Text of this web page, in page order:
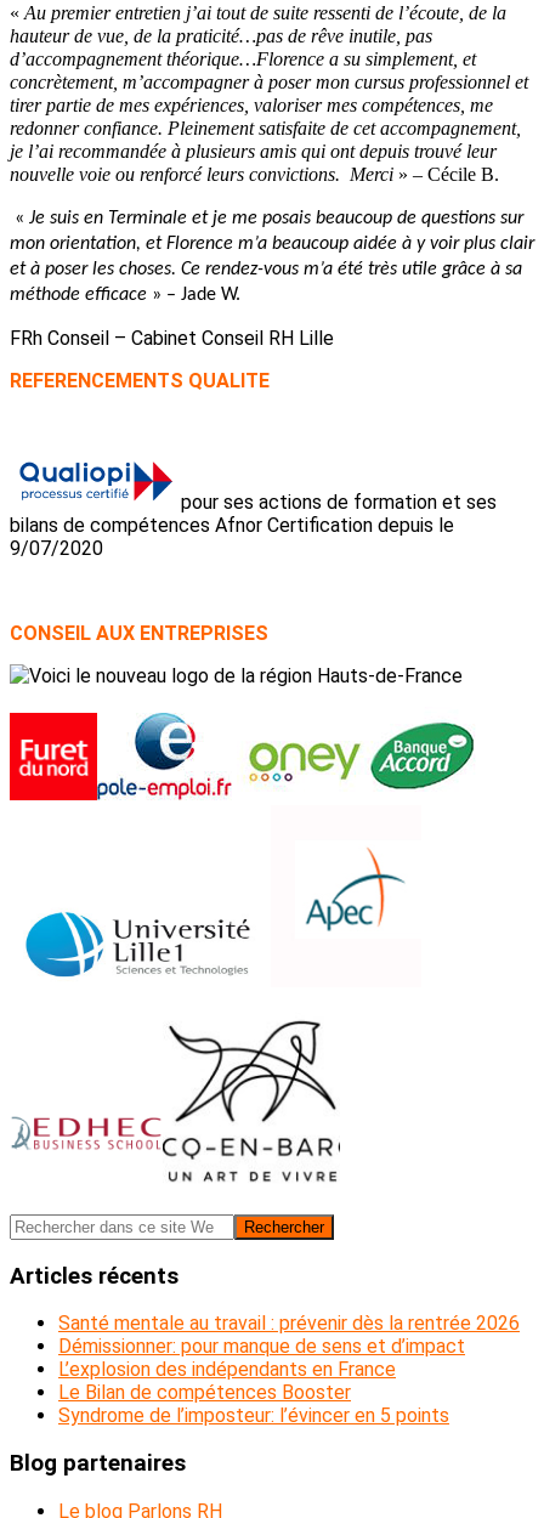
« Au premier entretien j’ai tout de suite ressenti de l’écoute, de la
hauteur de vue, de la praticité…pas de rêve inutile, pas
d’accompagnement théorique…Florence a su simplement, et
concrètement, m’accompagner à poser mon cursus professionnel et
tirer partie de mes expériences, valoriser mes compétences, me
redonner confiance. Pleinement satisfaite de cet accompagnement,
je l’ai recommandée à plusieurs amis qui ont depuis trouvé leur
nouvelle voie ou renforcé leurs convictions. Merci » – Cécile B.
« Je suis en Terminale et je me posais beaucoup de questions sur
mon orientation, et Florence m’a beaucoup aidée à y voir plus clair
et à poser les choses. Ce rendez-vous m’a été très utile grâce à sa
méthode efficace » – Jade W.
FRh Conseil – Cabinet Conseil RH Lille
REFERENCEMENTS QUALITE
pour ses actions de formation et ses
bilans de compétences Afnor Certification depuis le
9/07/2020
CONSEIL AUX ENTREPRISES
Barre
latérale
Rechercher
dans
ce
Web
Articles récents
Santé mentale au travail : prévenir dès la rentrée 2026
Démissionner: pour manque de sens et d’impact
L’explosion des indépendants en France
Le Bilan de compétences Booster
Syndrome de l’imposteur: l’évincer en 5 points
Blog partenaires
Le blog Parlons RH